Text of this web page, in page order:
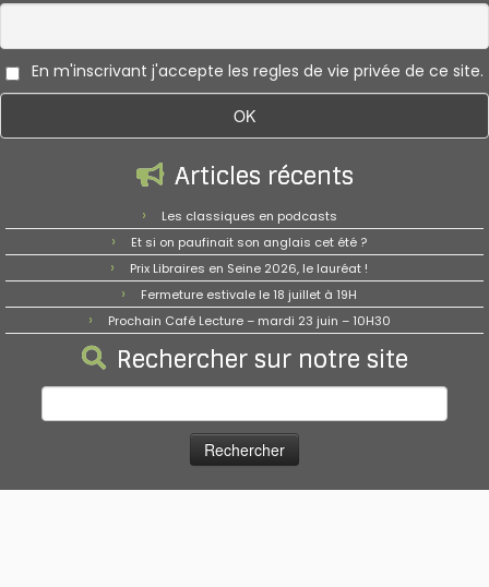
En m'inscrivant j'accepte les regles de vie privée de ce site.
Articles récents
Les classiques en podcasts
Et si on paufinait son anglais cet été ?
Prix Libraires en Seine 2026, le lauréat !
Fermeture estivale le 18 juillet à 19H
Prochain Café Lecture – mardi 23 juin – 10H30
Rechercher sur notre site